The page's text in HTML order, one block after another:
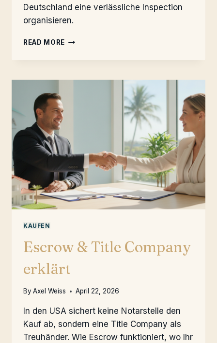
Deutschland eine verlässliche Inspection
organisieren.
READ MORE HOME
KOSTEN
KAUFEN
Escrow & Title Company
erklärt
ByAxel Weiss April 22, 2026
In den USA sichert keine Notarstelle den
Kauf ab, sondern eine Title Company als
Treuhänder. Wie Escrow funktioniert, wo Ihr